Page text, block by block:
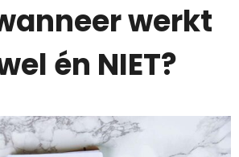
werkt
én NIET?